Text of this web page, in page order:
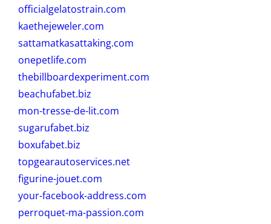
officialgelatostrain.com
kaethejeweler.com
sattamatkasattaking.com
onepetlife.com
thebillboardexperiment.com
beachufabet.biz
mon-tresse-de-lit.com
sugarufabet.biz
boxufabet.biz
topgearautoservices.net
figurine-jouet.com
your-facebook-address.com
perroquet-ma-passion.com